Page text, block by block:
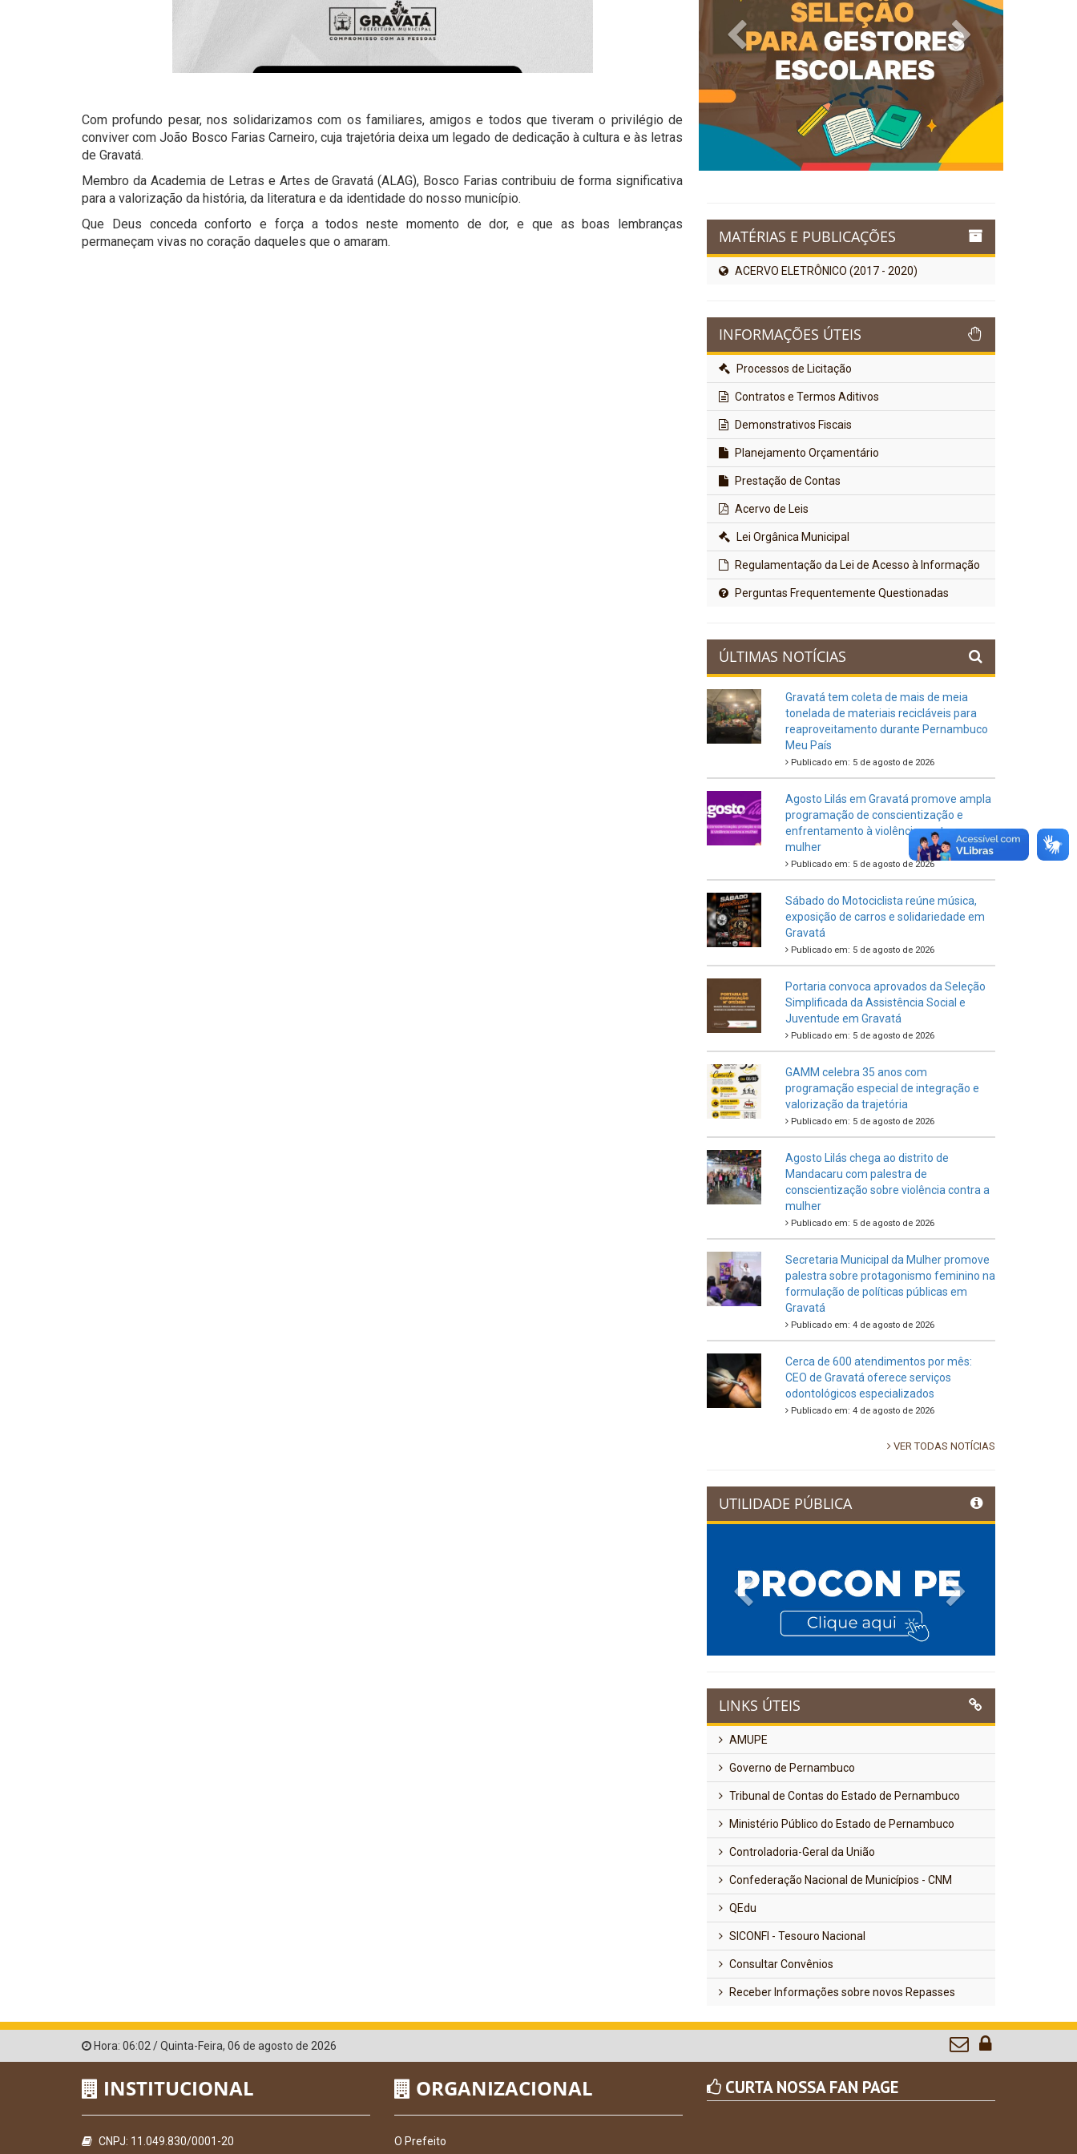
Com profundo pesar, nos solidarizamos com os familiares, amigos e todos que tiveram o privilégio de
conviver com João Bosco Farias Carneiro, cuja trajetória deixa um legado de dedicação à cultura e às letras
de Gravatá.
Membro da Academia de Letras e Artes de Gravatá (ALAG), Bosco Farias contribuiu de forma significativa
para a valorização da história, da literatura e da identidade do nosso município.
Que Deus conceda conforto e força a todos neste momento de dor, e que as boas lembranças
permaneçam vivas no coração daqueles que o amaram.
Previous Next
MATÉRIAS E PUBLICAÇÕES
ACERVO ELETRÔNICO (2017 - 2020)
INFORMAÇÕES ÚTEIS
Processos de Licitação
Contratos e Termos Aditivos
Demonstrativos Fiscais
Planejamento Orçamentário
Prestação de Contas
Acervo de Leis
Lei Orgânica Municipal
Regulamentação da Lei de Acesso à Informação
Perguntas Frequentemente Questionadas
ÚLTIMAS NOTÍCIAS
Gravatá tem coleta de mais de meia
tonelada de materiais recicláveis para
reaproveitamento durante Pernambuco
Meu País
Publicado em: 5 de agosto de 2026
Agosto Lilás em Gravatá promove ampla
programação de conscientização e
enfrentamento à violência contra a
mulher
Publicado em: 5 de agosto de 2026
Sábado do Motociclista reúne música,
exposição de carros e solidariedade em
Gravatá
Publicado em: 5 de agosto de 2026
Portaria convoca aprovados da Seleção
Simplificada da Assistência Social e
Juventude em Gravatá
Publicado em: 5 de agosto de 2026
GAMM celebra 35 anos com
programação especial de integração e
valorização da trajetória
Publicado em: 5 de agosto de 2026
Agosto Lilás chega ao distrito de
Mandacaru com palestra de
conscientização sobre violência contra a
mulher
Publicado em: 5 de agosto de 2026
Secretaria Municipal da Mulher promove
palestra sobre protagonismo feminino na
formulação de políticas públicas em
Gravatá
Publicado em: 4 de agosto de 2026
Cerca de 600 atendimentos por mês:
CEO de Gravatá oferece serviços
odontológicos especializados
Publicado em: 4 de agosto de 2026
VER TODAS NOTÍCIAS
UTILIDADE PÚBLICA
Previous
LINKS ÚTEIS
AMUPE
Governo de Pernambuco
Tribunal de Contas do Estado de Pernambuco
Ministério Público do Estado de Pernambuco
Controladoria-Geral da União
Confederação Nacional de Municípios - CNM
QEdu
SICONFI - Tesouro Nacional
Consultar Convênios
Receber Informações sobre novos Repasses
Hora: 06:02 /Quinta-Feira, 06 de agosto de 2026
INSTITUCIONAL
CNPJ: 11.049.830/0001-20
ORGANIZACIONAL
O Prefeito
CURTA NOSSA FAN PAGE